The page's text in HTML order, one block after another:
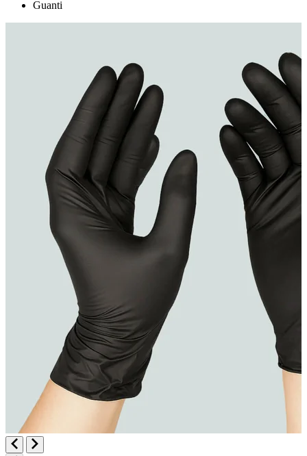
Guanti